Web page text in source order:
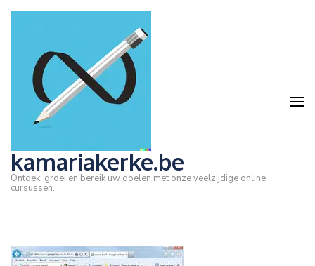
Ga
Enter)
kamariakerke.be
Ontdek, groei en bereik uw doelen met onze veelzijdige online
cursussen.